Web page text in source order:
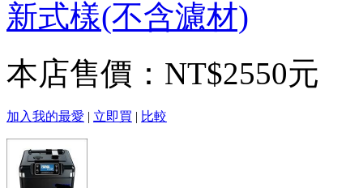
新式樣(不含濾材)
本店售價： NT$2550元
加入我的最愛 | 立即買 | 比較